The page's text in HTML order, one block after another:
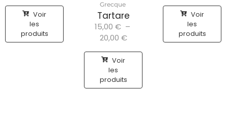
Voir
les
produits
Grecque
Tartare
15,00 € –
20,00 €
Voir
les
produits
Voir
les
produits